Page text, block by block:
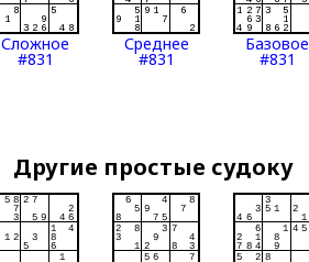
Сложное
#831
Среднее
#831
Базовое
#831
Другие простые судоку